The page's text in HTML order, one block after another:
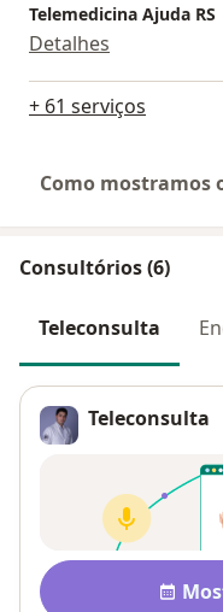
Telemedicina Ajuda RS
Detalhes
+ 61 serviços
Como mostramos
Consultórios (6)
Teleconsulta
Teleconsulta
Disponibilidade